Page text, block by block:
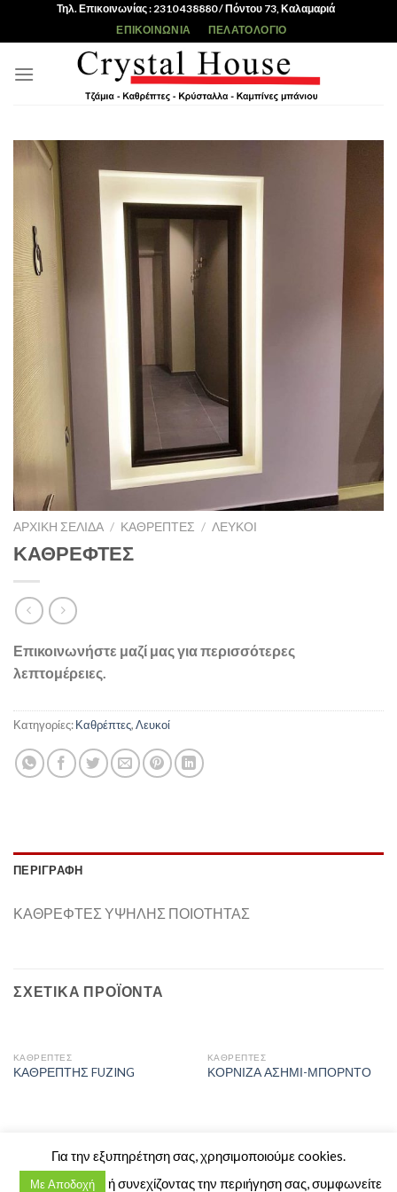
Τηλ. Επικοινωνίας : 2310 438880 / Πόντου 73, Καλαμαριά
ΕΠΙΚΟΙΝΩΝΊΑ ΠΕΛΑΤΟΛΌΓΙΟ
ΑΡΧΙΚΉ ΣΕΛΊΔΑ / ΚΑΘΡΈΠΤΕΣ / ΛΕΥΚΟΊ
ΚΑΘΡΕΦΤΕΣ
Επικοινωνήστε μαζί μας για περισσότερες
λεπτομέρειες.
Κατηγορίες:Καθρέπτες,Λευκοί
ΠΕΡΙΓΡΑΦΉ
ΚΑΘΡΕΦΤΕΣ ΥΨΗΛΗΣ ΠΟΙΟΤΗΤΑΣ
ΣΧΕΤΙΚΆ ΠΡΟΪΌΝΤΑ
ΚΑΘΡΈΠΤΕΣ
ΚΑΘΡΕΠΤΗΣ FUZING
ΚΑΘΡΈΠΤΕΣ
ΚΟΡΝΙΖΑ ΑΣΗΜΙ-ΜΠΟΡΝΤΟ
Copyright 2026 ©Crystal House
Πόντου 73 - Καλαμαριά - 2310 438880
Για την εξυπηρέτηση σας, χρησιμοποιούμε cookies.
Με Αποδοχή ή συνεχίζοντας την περιήγηση σας, συμφωνείτε